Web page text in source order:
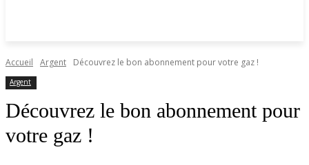
Accueil Argent Découvrez le bon abonnement pour votre gaz !
Argent
Découvrez le bon abonnement pour
votre gaz !